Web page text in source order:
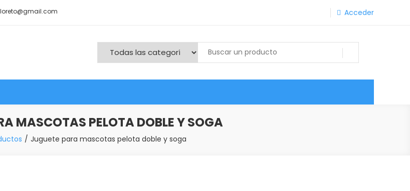
Acceder
MASCOTAS PELOTA DOBLE Y SOGA
Juguete para mascotas pelota doble y soga